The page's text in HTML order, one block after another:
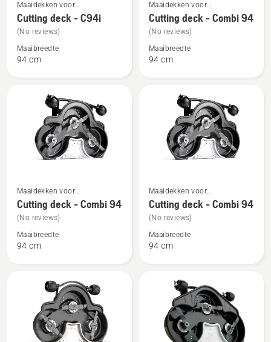
meer
details
over
Cutting
Maaidekken voor
frontzitmaaiers voor
thuisgebruik
Cutting deck - C94i
(No reviews)
Maaibreedte
94 cm
meer
details
over
Cutting
Maaidekken voor
frontzitmaaiers voor
thuisgebruik
Cutting deck - Combi 94
(No reviews)
Maaibreedte
94 cm
meer
details
over
Cutting
Maaidekken voor
frontzitmaaiers voor
thuisgebruik
Cutting deck - Combi 94
(No reviews)
Maaibreedte
94 cm
meer
details
over
Cutting
Maaidekken voor
frontzitmaaiers voor
thuisgebruik
Cutting deck - Combi 94
(No reviews)
Maaibreedte
94 cm